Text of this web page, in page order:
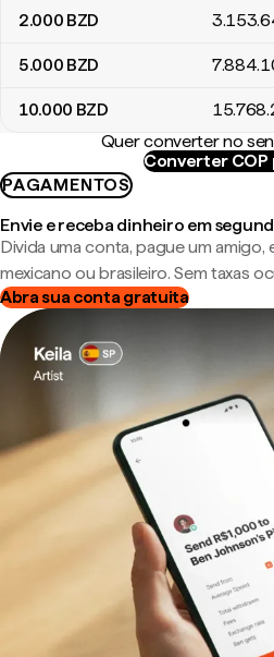
2.000 BZD
5.000 BZD
10.000 BZD
Quer converter no
Converter COP
PAGAMENTOS
Envie e receba dinheiro em
Divida uma conta, pague um
mexicano ou brasileiro. Sem taxas
Abra sua conta gratuita